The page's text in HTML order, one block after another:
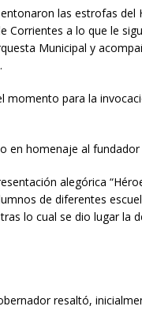
las estrofas
Corrientes a lo que le
Municipal y
momento para la
en homenaje al
alegórica
de diferentes
lo cual se dio lugar la
resaltó,